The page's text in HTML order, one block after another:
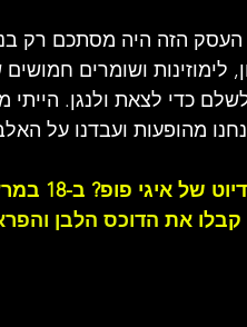
העסק הזה היה מסתכם רק
לימוזינות ושומרים
כדי לצאת ולנגן.
מהופעות ועבדנו על
הדוכס הלבן